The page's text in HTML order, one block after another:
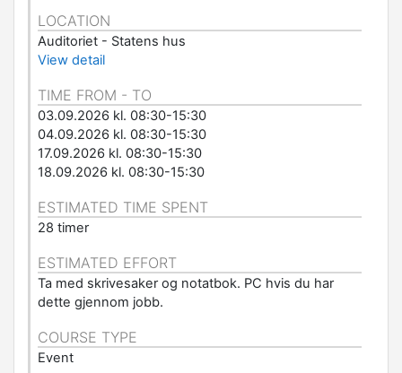
LOCATION
Auditoriet - Statens hus
View detail
TIME FROM - TO
03.09.2026 kl. 08:30-15:30
04.09.2026 kl. 08:30-15:30
17.09.2026 kl. 08:30-15:30
18.09.2026 kl. 08:30-15:30
ESTIMATED TIME SPENT
28 timer
ESTIMATED EFFORT
Ta med skrivesaker og notatbok. PC hvis du har
dette gjennom jobb.
COURSE TYPE
Event